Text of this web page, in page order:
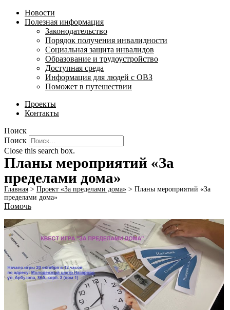
Новости
Полезная информация
Законодательство
Порядок получения инвалидности
Социальная защита инвалидов
Образование и трудоустройство
Доступная среда
Информация для людей с ОВЗ
Поможет в путешествии
Проекты
Контакты
Поиск
Поиск
Close this search box.
Планы мероприятий «За
пределами дома»
Главная > Проект «За пределами дома» > Планы мероприятий «За
пределами дома»
Помочь